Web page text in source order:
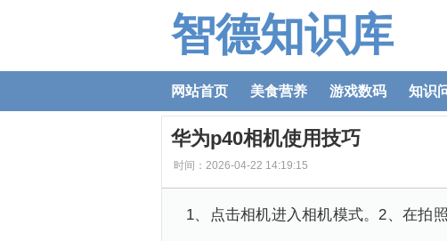
智德知识库
网站首页 美食营养 游戏数码 知识
华为p40相机使用技巧
时间：2026-04-22 14:19:15
1、点击相机进入相机模式。2、在拍